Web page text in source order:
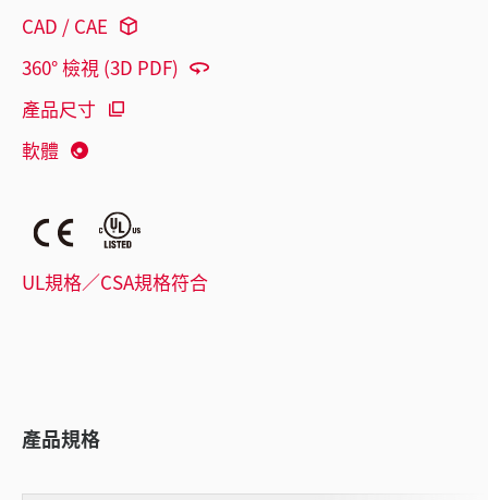
CAD / CAE
360° 檢視 (3D PDF)
產品尺寸
軟體
UL規格／CSA規格符合
產品規格